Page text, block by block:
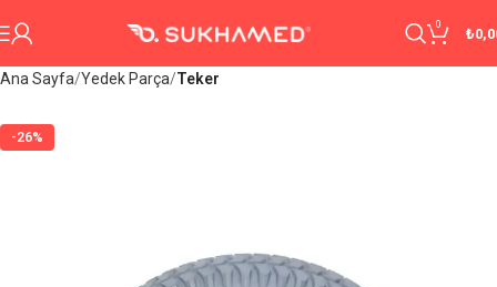
0
₺
Ana Sayfa Yedek Parça Teker
-26%